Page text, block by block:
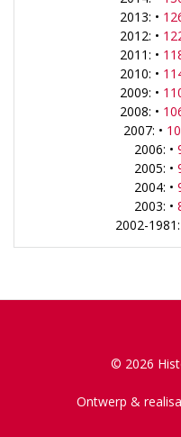
2013: •
2012: •
2011: •
2010: •
2009: •
2008: •
2007: •
2006: •
2005: •
2004: •
2003: •
2002-
© 2026
Ontwerp &